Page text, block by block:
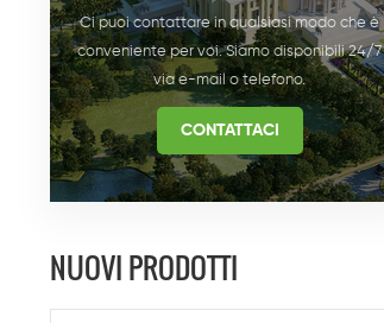
Ci puoi contattare in qualsiasi modo che è
conveniente per voi. Siamo disponibili 24/7
via e-mail o telefono.
CONTATTACI
NUOVI PRODOTTI